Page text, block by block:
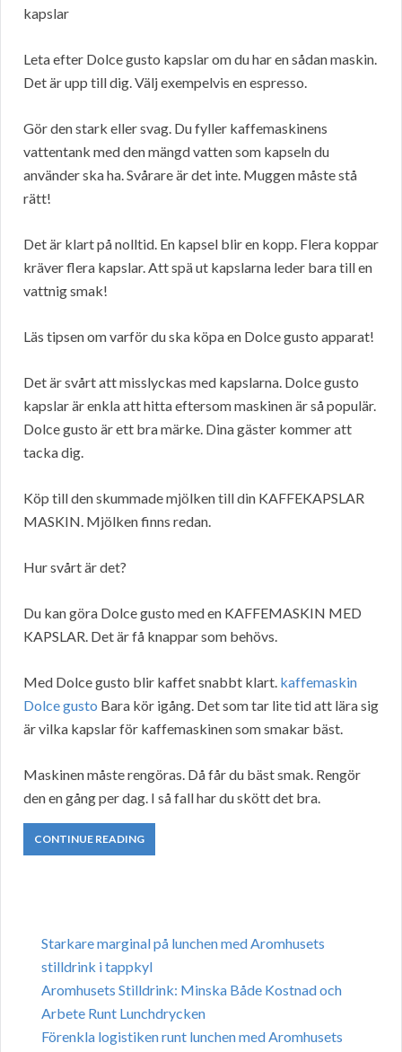
kapslar
Leta efter Dolce gusto kapslar om du har en sådan maskin.
Det är upp till dig. Välj exempelvis en espresso.
Gör den stark eller svag. Du fyller kaffemaskinens
vattentank med den mängd vatten som kapseln du
använder ska ha. Svårare är det inte. Muggen måste stå
rätt!
Det är klart på nolltid. En kapsel blir en kopp. Flera koppar
kräver flera kapslar. Att spä ut kapslarna leder bara till en
vattnig smak!
Läs tipsen om varför du ska köpa en Dolce gusto apparat!
Det är svårt att misslyckas med kapslarna. Dolce gusto
kapslar är enkla att hitta eftersom maskinen är så populär.
Dolce gusto är ett bra märke. Dina gäster kommer att
tacka dig.
Köp till den skummade mjölken till din KAFFEKAPSLAR
MASKIN. Mjölken finns redan.
Hur svårt är det?
Du kan göra Dolce gusto med en KAFFEMASKIN MED
KAPSLAR. Det är få knappar som behövs.
Med Dolce gusto blir kaffet snabbt klart. kaffemaskin
Dolce gusto Bara kör igång. Det som tar lite tid att lära sig
är vilka kapslar för kaffemaskinen som smakar bäst.
Maskinen måste rengöras. Då får du bäst smak. Rengör
den en gång per dag. I så fall har du skött det bra.
CONTINUE READING
Starkare marginal på lunchen med Aromhusets
stilldrink i tappkyl
Aromhusets Stilldrink: Minska Både Kostnad och
Arbete Runt Lunchdrycken
Förenkla logistiken runt lunchen med Aromhusets